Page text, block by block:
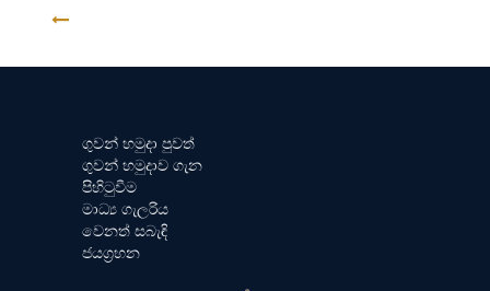
ගුවන් හමුදා පුවත්
ගුවන් හමුදාව ගැන
පිහිටුවීම
මාධ්‍ය ගැලරිය
වෙනත් සබැඳි
ජයග්‍රහන